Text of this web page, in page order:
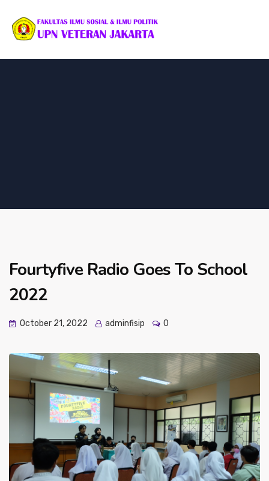
Fourtyfive Radio Goes To School
2022
October 21, 2022 adminfisip 0